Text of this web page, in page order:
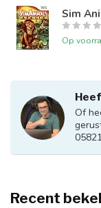
Sim
Op
Of
Recent